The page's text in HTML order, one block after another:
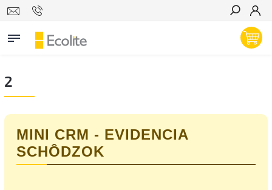
Hľadať
2
MINI CRM - EVIDENCIA
SCHÔDZOK